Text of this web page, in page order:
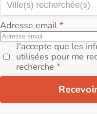
Adresse email
J'accepte que les
utilisées pour me
recherche